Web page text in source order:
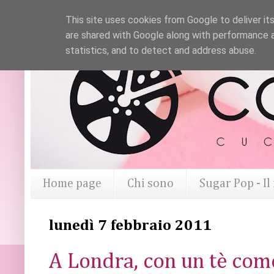
Home page Chi sono Sugar Pop -
lunedì 7 febbraio 2011
A Londra, con un tè
This site uses cookies from Google to deliver
are shared with Google along with
statistics, and to detect and address abuse.